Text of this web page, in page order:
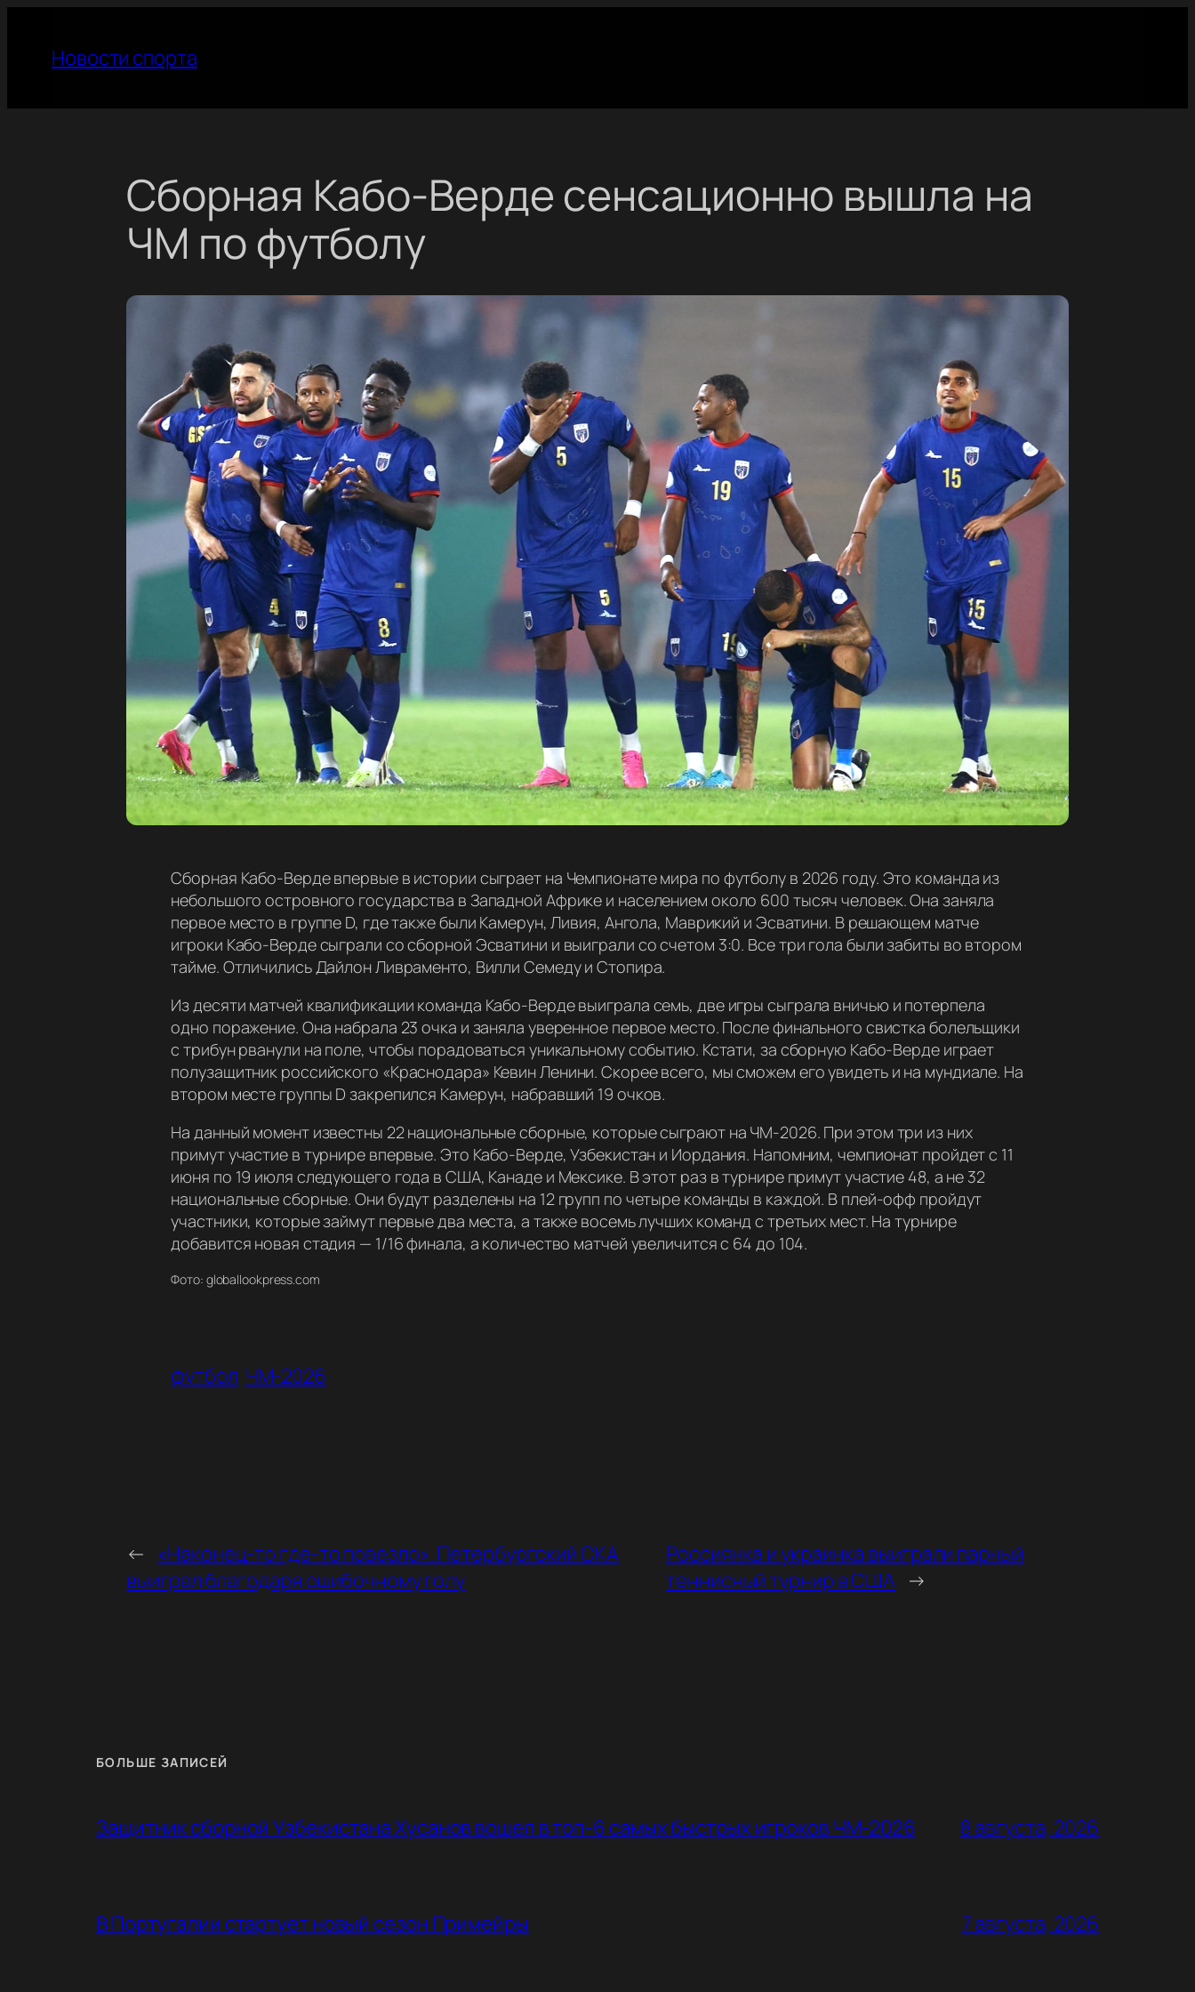
содержимому
Новости спорта
Сборная Кабо-Верде сенсационно вышла на
ЧМ по футболу
Сборная Кабо-Верде впервые в истории сыграет на Чемпионате мира по футболу в 2026 году. Это команда из
небольшого островного государства в Западной Африке и населением около 600 тысяч человек. Она заняла
первое место в группе D, где также были Камерун, Ливия, Ангола, Маврикий и Эсватини. В решающем матче
игроки Кабо-Верде сыграли со сборной Эсватини и выиграли со счетом 3:0. Все три гола были забиты во втором
тайме. Отличились Дайлон Ливраменто, Вилли Семеду и Стопира.
Из десяти матчей квалификации команда Кабо-Верде выиграла семь, две игры сыграла вничью и потерпела
одно поражение. Она набрала 23 очка и заняла уверенное первое место. После финального свистка болельщики
с трибун рванули на поле, чтобы порадоваться уникальному событию. Кстати, за сборную Кабо-Верде играет
полузащитник российского «Краснодара» Кевин Ленини. Скорее всего, мы сможем его увидеть и на мундиале. На
втором месте группы D закрепился Камерун, набравший 19 очков.
На данный момент известны 22 национальные сборные, которые сыграют на ЧМ-2026. При этом три из них
примут участие в турнире впервые. Это Кабо-Верде, Узбекистан и Иордания. Напомним, чемпионат пройдет с 11
июня по 19 июля следующего года в США, Канаде и Мексике. В этот раз в турнире примут участие 48, а не 32
национальные сборные. Они будут разделены на 12 групп по четыре команды в каждой. В плей-офф пройдут
участники, которые займут первые два места, а также восемь лучших команд с третьих мест. На турнире
добавится новая стадия — 1/16 финала, а количество матчей увеличится с 64 до 104.
Фото: globallookpress.com
футбол ЧМ-2026
← «Наконец-то где-то повезло». Петербургский СКА
выиграл благодаря ошибочному голу
Россиянка и украинка выиграли парный
теннисный турнир в США →
БОЛЬШЕ ЗАПИСЕЙ
Защитник сборной Узбекистана Хусанов вошел в топ-6 самых быстрых игроков ЧМ-2026 8 августа, 2026
В Португалии стартует новый сезон Примейры 7 августа, 2026